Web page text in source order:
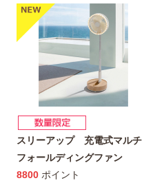
スリーアップ 充電式マルチ
フォールディングファン
8800 ポイント